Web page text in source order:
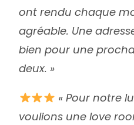
ont rendu chaque
agréable. Une
bien pour une
deux. »
« Pour notre
voulions une love